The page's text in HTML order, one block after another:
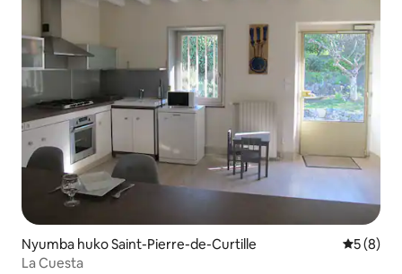
Nyumba huko Saint-Pierre-de-Curtille
5 (8)
La Cuesta